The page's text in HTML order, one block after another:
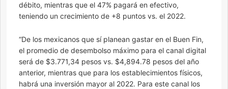
débito, mientras que el 47% pagará en efectivo,
teniendo un crecimiento de +8 puntos vs. el 2022.
“De los mexicanos que sí planean gastar en el Buen Fin,
el promedio de desembolso máximo para el canal digital
será de $3.771,34 pesos vs. $4,894.78 pesos del año
anterior, mientras que para los establecimientos físicos,
habrá una inversión mayor al 2022. Para este canal los